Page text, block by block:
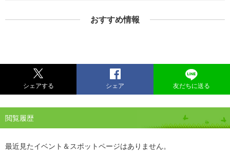
おすすめ情報
シェアする シェア 友だちに送る
閲覧履歴
最近見たイベント＆スポットページはありません。